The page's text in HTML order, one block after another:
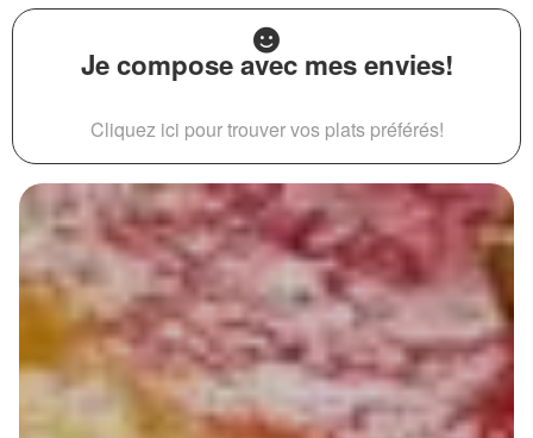
Je compose avec mes envies!
Cliquez ici pour trouver vos plats préférés!